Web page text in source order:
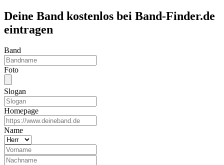
Deine Band kostenlos bei Band-Finder.de
eintragen
Band
Foto
Slogan
Homepage
Name